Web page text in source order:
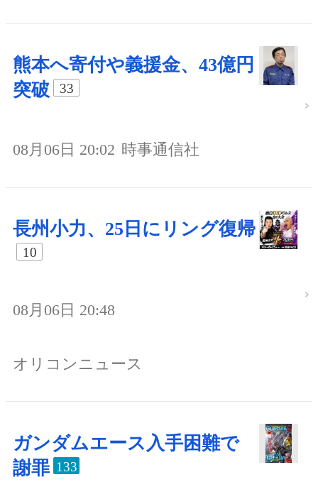
熊本へ寄付や義援金、43億円
突破
33
08月06日 20:02 時事通信社
長州小力、25日にリング復帰
10
08月06日 20:48
オリコンニュース
ガンダムエース入手困難で
謝罪 133